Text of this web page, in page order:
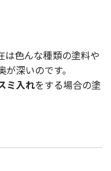
は色んな種類の塗料や
深いのです。
ミ入れをする場合の塗